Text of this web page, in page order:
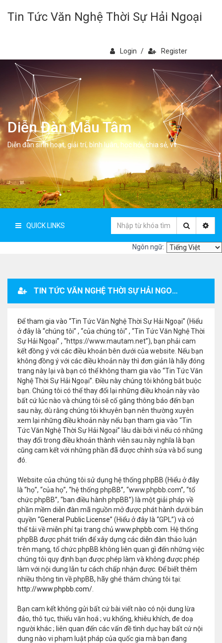
Tin Tức Văn Nghệ Thời Sự Hải Ngoại
Login / Register
Diễn Đàn Mẫu Tâm
Diễn đàn sinh hoạt, giải trí, bình luân, học hỏi, chia sẻ, vv.
QUICK LINKS
Ngôn ngữ:
TIN TỨC VĂN NGHỆ THỜI SỰ HẢI NGOẠI - ĐĂNG KÝ THÀNH VIÊN
Để tham gia vào “Tin Tức Văn Nghệ Thời Sự Hải Ngoại” (Hiểu
ở đây là “chúng tôi” , “của chúng tôi” , “Tin Tức Văn Nghệ Thời
Sự Hải Ngoại” , “https://www.mautam.net”), bạn phải cam
kết đồng ý với các điều khoản bên dưới của website. Nếu bạn
không đồng ý với các điều khoản này thì đơn giản là hãy đóng
trang này lại và bạn có thể không tham gia vào “Tin Tức Văn
Nghệ Thời Sự Hải Ngoại”. Điều này chúng tôi không bắt buộc
bạn. Chúng tôi có thể thay đổi lại những điều khoản này vào
bất cứ lúc nào và chúng tôi sẽ cố gắng thông báo đến bạn
sau này, dù rằng chúng tôi khuyên bạn nên thường xuyên
xem lại những điều khoản này nếu bạn tham gia vào “Tin
Tức Văn Nghệ Thời Sự Hải Ngoại” lâu dài bởi vì nếu có những
thay đổi trong điều khoản thành viên sau này nghĩa là bạn
cũng cam kết với những phần đã được chỉnh sửa và bổ sung
đó.
Website của chúng tôi sử dụng hệ thống phpBB (Hiểu ở đây
là “họ”, “của họ”, “hệ thống phpBB”, “www.phpbb.com”, “tổ
chức phpBB”, “ban điều hành phpBB”) là một giải pháp về
phần mềm diễn đàn mã nguồn mở được phát hành dưới bản
quyền “General Public License” (Hiểu ở đây là “GPL”) và có
thể tải về miễn phí tại trang chủ www.phpbb.com . Hệ thống
phpBB được phát triển để xây dựng các diễn đàn thảo luận
trên mạng, tổ chức phpBB không liên quan gì đến những việc
chúng tôi quy định bạn được phép làm và không được phép
làm với nội dung lẫn tư cách chấp nhận được. Để biết thêm
nhiều thông tin về phpBB, hãy ghé thăm chúng tôi tại:
http://www.phpbb.com/
Bạn cam kết không gửi bất cứ bài viết nào có nội dung lừa
đảo, thô tục, thiếu văn hoá ; vu khống, khiêu khích, đe doạ
người khác ; liên quan đến các vấn đề tình dục hay bất cứ nội
dung nào vi phạm luật pháp của quốc gia mà bạn đang